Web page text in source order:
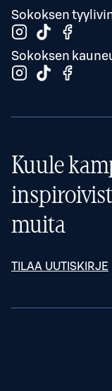
Sokoksen
Sokoksen
Kuule
muita
TILAA UUTISKIRJE